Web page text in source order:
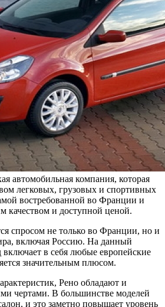
автомобильная компания, которая
легковых, грузовых и спортивных
востребованной во Франции и
качеством и доступной ценой.
спросом не только во Франции, но и
включая Россию. На данный
в себя любые европейские
значительным плюсом.
Рено обладают и
чертами. В большинстве моделей
и это заметно повышает уровень